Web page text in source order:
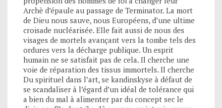
Archè d’épaule au passage de Terminator. La mort
de Dieu nous sauve, nous Européens, d’une ultime
croisade nucléarisée. Elle fait aussi de nous des
visages de mortels avançant vers la tombe tels des
ordures vers la décharge publique. Un esprit
humain ne se satisfait pas de cela. Il cherche une
voie de réparation des tissus immortels. Il cherche
Du spirituel dans l’art, se kandinskyse à défaut de
se scandaliser à l’égard d’un idéal de tolérance qui
a bien du mal à alimenter par du concept sec le